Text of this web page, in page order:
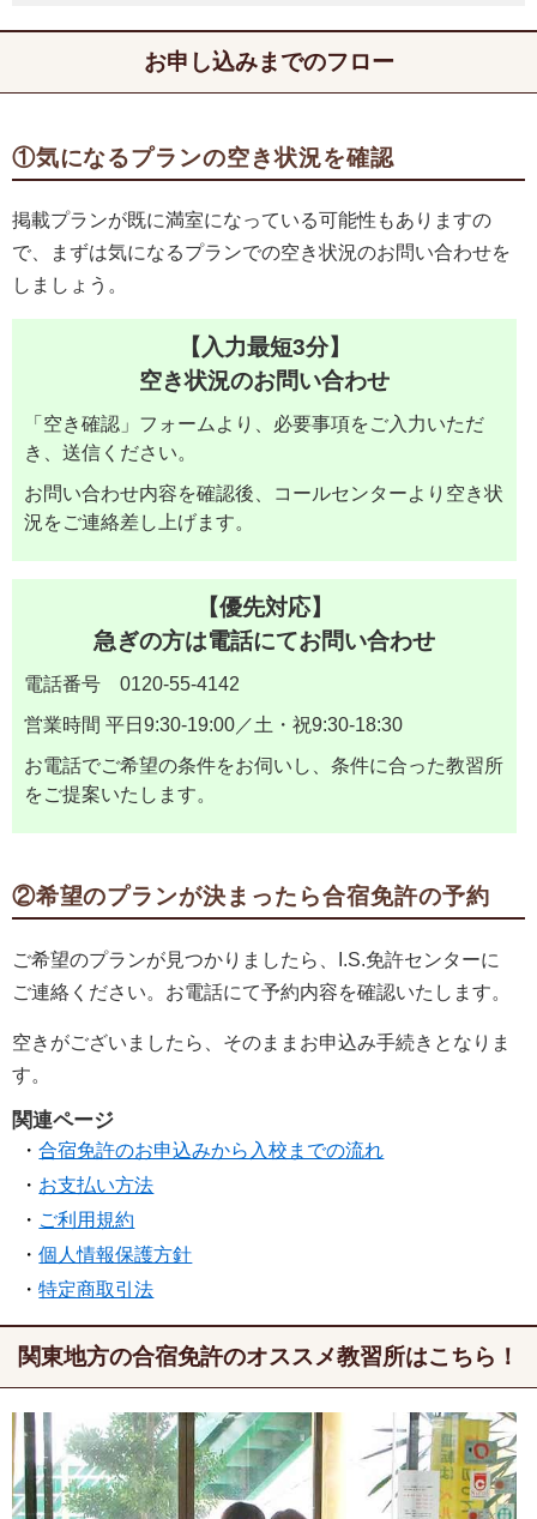
お申し込みまでのフロー
①気になるプランの空き状況を確認
掲載プランが既に満室になっている可能性もありますの
で、まずは気になるプランでの空き状況のお問い合わせを
しましょう。
【入力最短3分】
空き状況のお問い合わせ
「空き確認」フォームより、必要事項をご入力いただ
き、送信ください。
お問い合わせ内容を確認後、コールセンターより空き状
況をご連絡差し上げます。
【優先対応】
急ぎの方は電話にてお問い合わせ
電話番号 0120-55-4142
営業時間 平日9:30-19:00／土・祝9:30-18:30
お電話でご希望の条件をお伺いし、条件に合った教習所
をご提案いたします。
②希望のプランが決まったら合宿免許の予約
ご希望のプランが見つかりましたら、I.S.免許センターに
ご連絡ください。お電話にて予約内容を確認いたします。
空きがございましたら、そのままお申込み手続きとなりま
す。
関連ページ
合宿免許のお申込みから入校までの流れ
お支払い方法
ご利用規約
個人情報保護方針
特定商取引法
関東地方の合宿免許のオススメ教習所はこちら！